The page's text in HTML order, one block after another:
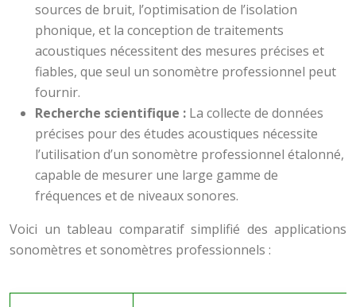
sources de bruit, l’optimisation de l’isolation
phonique, et la conception de traitements
acoustiques nécessitent des mesures précises et
fiables, que seul un sonomètre professionnel peut
fournir.
Recherche scientifique : La collecte de données
précises pour des études acoustiques nécessite
l’utilisation d’un sonomètre professionnel étalonné,
capable de mesurer une large gamme de
fréquences et de niveaux sonores.
Voici un tableau comparatif simplifié des applications
sonomètres et sonomètres professionnels :